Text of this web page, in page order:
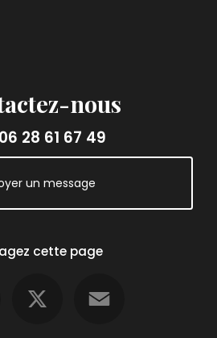
nous
06 28 61 67 49
un message
cette page